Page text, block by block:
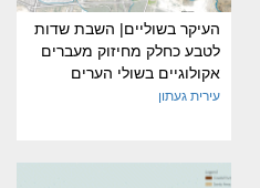
העיקר בשוליים| השבת שדות
לטבע כחלק מחיזוק מעברים
אקולוגיים בשולי הערים
עירית געתון